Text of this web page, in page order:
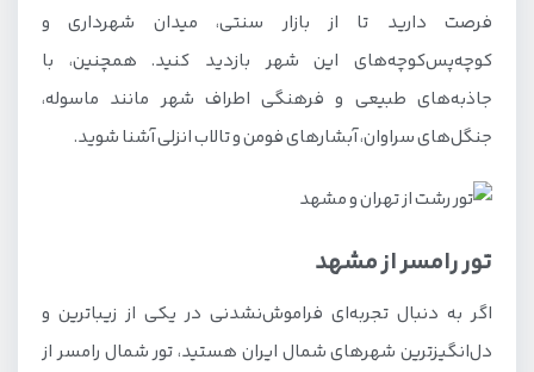
فرصت دارید تا از بازار سنتی، میدان شهرداری و
کوچه‌پس‌کوچه‌های این شهر بازدید کنید. همچنین، با
جاذبه‌های طبیعی و فرهنگی اطراف شهر مانند ماسوله،
جنگل‌های سراوان، آبشارهای فومن و تالاب انزلی آشنا شوید.
تور رامسر از مشهد
اگر به دنبال تجربه‌ای فراموش‌نشدنی در یکی از زیباترین و
دل‌انگیزترین شهرهای شمال ایران هستید، تور شمال رامسر از